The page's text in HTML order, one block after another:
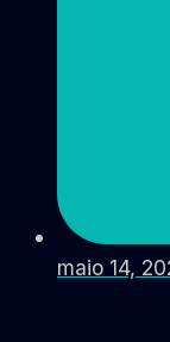
maio 14,